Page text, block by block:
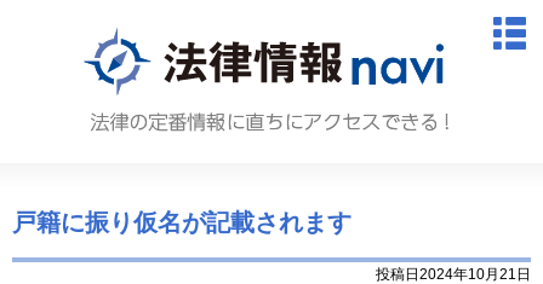
法律情
戸籍に振り仮名が記載されます
投稿日2024年10月21日